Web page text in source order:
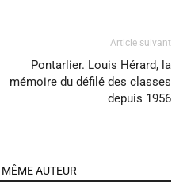
Article suivant
Pontarlier. Louis Hérard, la
mémoire du défilé des classes
depuis 1956
MÊME AUTEUR